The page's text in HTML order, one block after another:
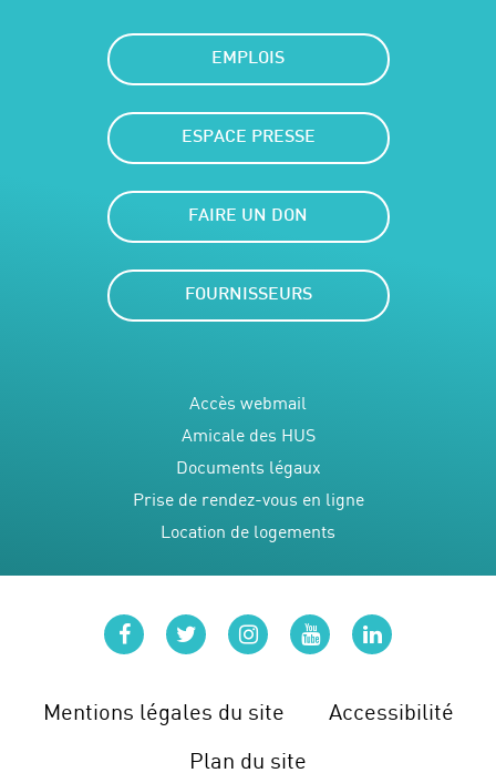
EMPLOIS
ESPACE PRESSE
FAIRE UN DON
FOURNISSEURS
Accès webmail
Amicale des HUS
Documents légaux
Prise de rendez-vous en ligne
Location de logements
Mentions légales du site
Accessibilité
Plan du site
facebooktwitterinstagram
youtubelinkedin